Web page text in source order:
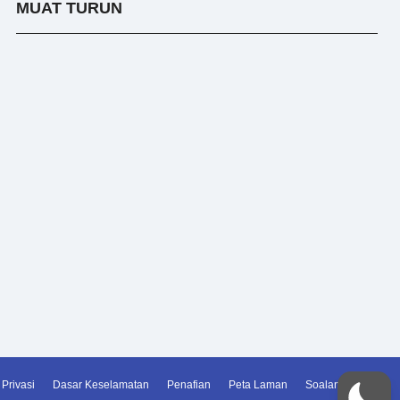
MUAT TURUN
Privasi Dasar Keselamatan Penafian Peta Laman Soalan Lazim